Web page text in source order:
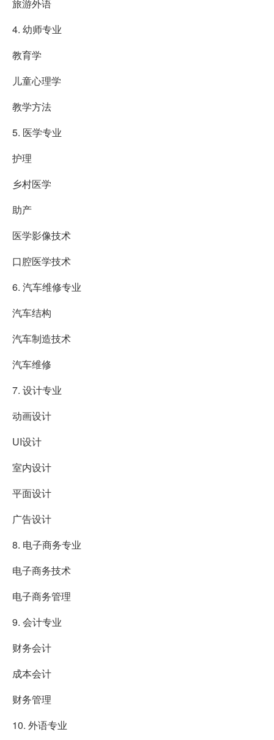
旅游外语
4. 幼师专业
教育学
儿童心理学
教学方法
5. 医学专业
护理
乡村医学
助产
医学影像技术
口腔医学技术
6. 汽车维修专业
汽车结构
汽车制造技术
汽车维修
7. 设计专业
动画设计
UI设计
室内设计
平面设计
广告设计
8. 电子商务专业
电子商务技术
电子商务管理
9. 会计专业
财务会计
成本会计
财务管理
10. 外语专业